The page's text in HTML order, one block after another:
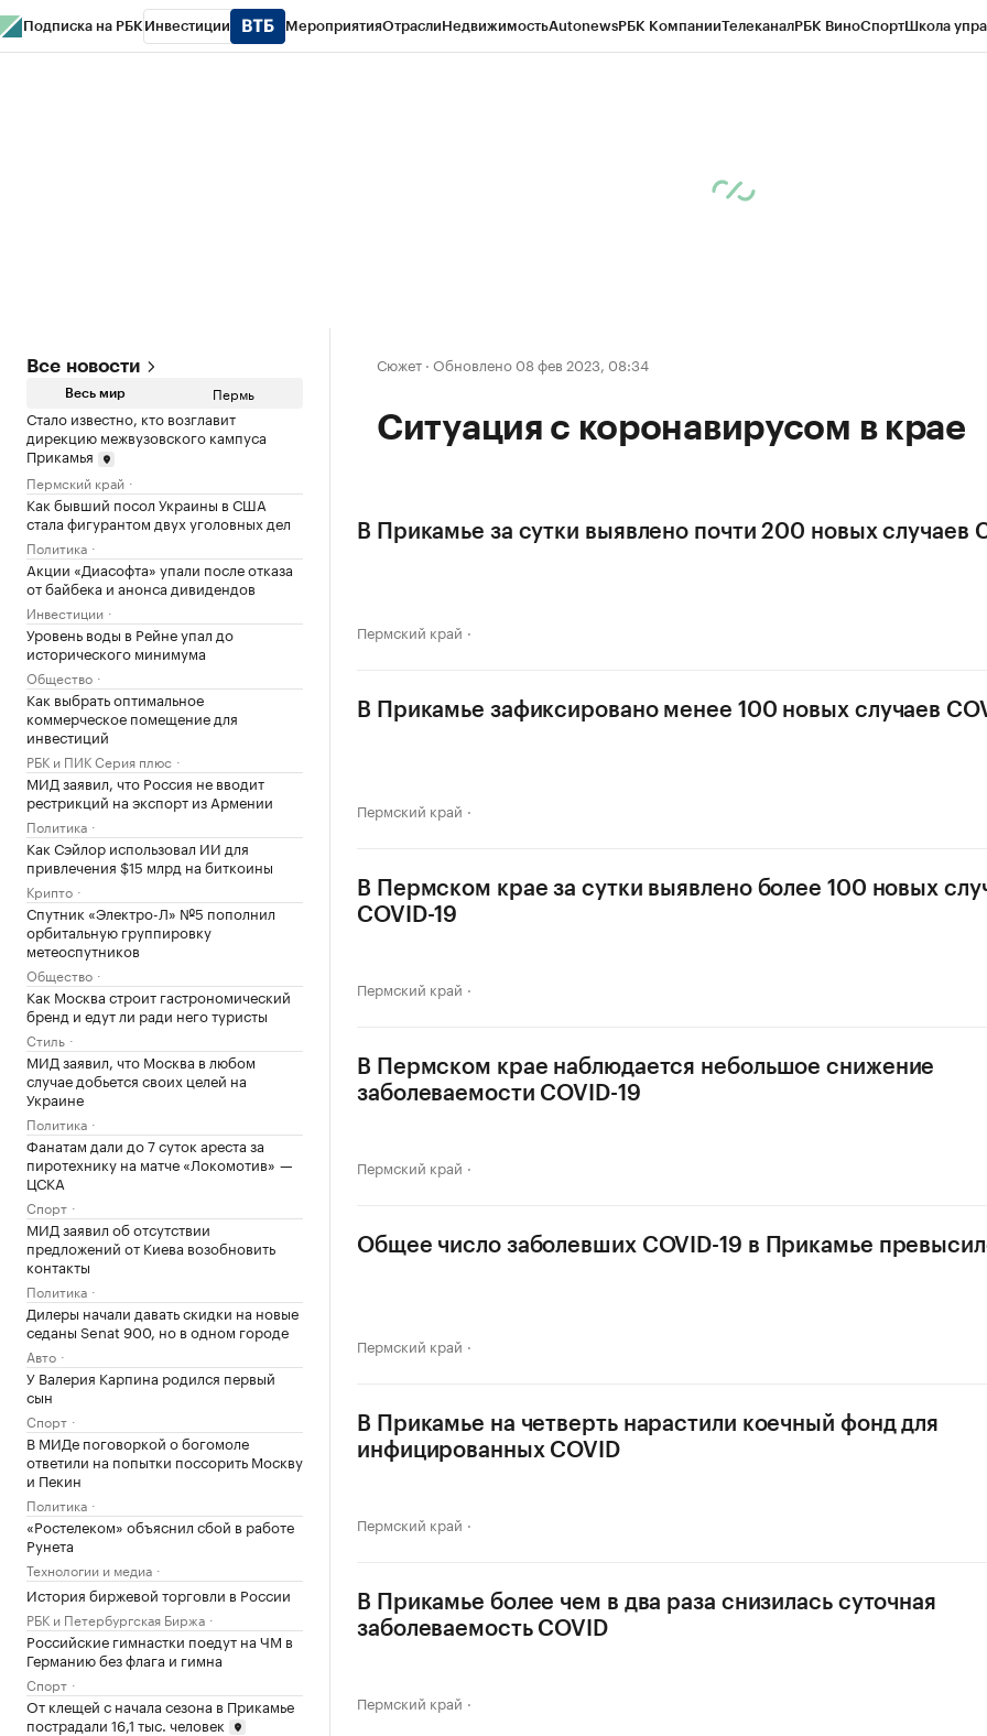
Подписка на РБК Инвестиции МероприятияОтраслиНедвижимостьAutonewsРБК КомпанииТелеканалРБК ВиноСпортШкола
Все новости
Весь мир Пермь
Стало известно, кто возглавит
дирекцию межвузовского кампуса
Прикамья
Пермский край
Как бывший посол Украины в США
стала фигурантом двух уголовных дел
Политика
Акции «Диасофта» упали после отказа
от байбека и анонса дивидендов
Инвестиции
Уровень воды в Рейне упал до
исторического минимума
Общество
Как выбрать оптимальное
коммерческое помещение для
инвестиций
РБК и ПИК Серия плюс
МИД заявил, что Россия не вводит
рестрикций на экспорт из Армении
Политика
Как Сэйлор использовал ИИ для
привлечения $15 млрд на биткоины
Крипто
Спутник «Электро-Л» №5 пополнил
орбитальную группировку
метеоспутников
Общество
Как Москва строит гастрономический
бренд и едут ли ради него туристы
Стиль
МИД заявил, что Москва в любом
случае добьется своих целей на
Украине
Политика
Фанатам дали до 7 суток ареста за
пиротехнику на матче «Локомотив» —
ЦСКА
Спорт
МИД заявил об отсутствии
предложений от Киева возобновить
контакты
Политика
Дилеры начали давать скидки на новые
седаны Senat 900, но в одном городе
Авто
У Валерия Карпина родился первый
сын
Спорт
В МИДе поговоркой о богомоле
ответили на попытки поссорить Москву
и Пекин
Политика
«Ростелеком» объяснил сбой в работе
Рунета
Технологии и медиа
История биржевой торговли в России
РБК и Петербургская Биржа
Российские гимнастки поедут на ЧМ в
Германию без флага и гимна
Спорт
От клещей с начала сезона в Прикамье
пострадали 16,1 тыс. человек
Сюжет · Обновлено 08 фев 2023, 08:34
Ситуация с коронавирусом в крае
В Прикамье за сутки выявлено почти 200 новых случаев
Пермский край
В Прикамье зафиксировано менее 100 новых случаев
Пермский край
В Пермском крае за сутки выявлено более 100 новых
COVID-19
Пермский край
В Пермском крае наблюдается небольшое снижение
заболеваемости COVID-19
Пермский край
Общее число заболевших COVID-19 в Прикамье
Пермский край
В Прикамье на четверть нарастили коечный фонд для
инфицированных COVID
Пермский край
В Прикамье более чем в два раза снизилась суточная
заболеваемость COVID
Пермский край